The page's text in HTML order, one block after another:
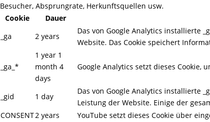
Besucher, Absprungrate, Herkunftsquellen usw.
Cookie
Dauer
_ga
2 years
Das von Google Analytics installierte
Website. Das Cookie speichert
_ga_*
1 year 1
month 4
days
Google Analytics setzt dieses Cookie,
_gid 1 day
Das von Google Analytics installierte
Leistung der Website. Einige der
CONSENT2 years
YouTube setzt dieses Cookie über